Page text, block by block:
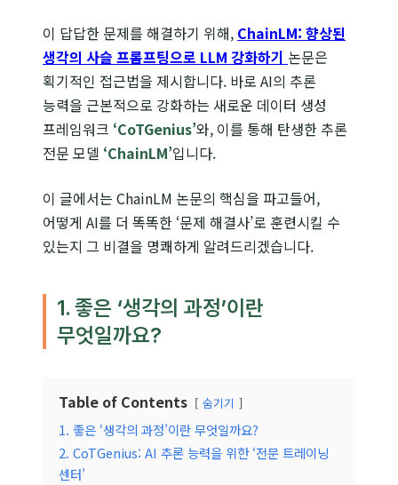
이 답답한 문제를 해결하기 위해, ChainLM: 향상된
생각의 사슬 프롬프팅으로 LLM 강화하기 논문은
획기적인 접근법을 제시합니다. 바로 AI의 추론
능력을 근본적으로 강화하는 새로운 데이터 생성
프레임워크 ‘CoTGenius’와, 이를 통해 탄생한 추론
전문 모델 ‘ChainLM’입니다.
이 글에서는 ChainLM 논문의 핵심을 파고들어,
어떻게 AI를 더 똑똑한 ‘문제 해결사’로 훈련시킬 수
있는지 그 비결을 명쾌하게 알려드리겠습니다.
1. 좋은 ‘생각의 과정’이란
무엇일까요?
Table of Contents 숨기기
1. 좋은 ‘생각의 과정’이란 무엇일까요?
2. CoTGenius: AI 추론 능력을 위한 ‘전문 트레이닝
센터’